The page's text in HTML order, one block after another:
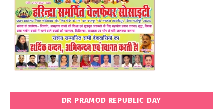
DR PRAMOD REPUBLIC DAY